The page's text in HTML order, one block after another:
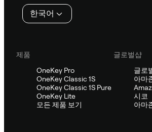
한국어
제품
OneKey Pro
OneKey Classic 1S
OneKey Classic 1S Pure
OneKey Lite
모든 제품 보기
글로벌샵
글로
아마
시코
아마